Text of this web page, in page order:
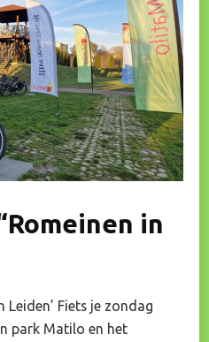
in
Leiden’ Fiets je zondag
park Matilo en het